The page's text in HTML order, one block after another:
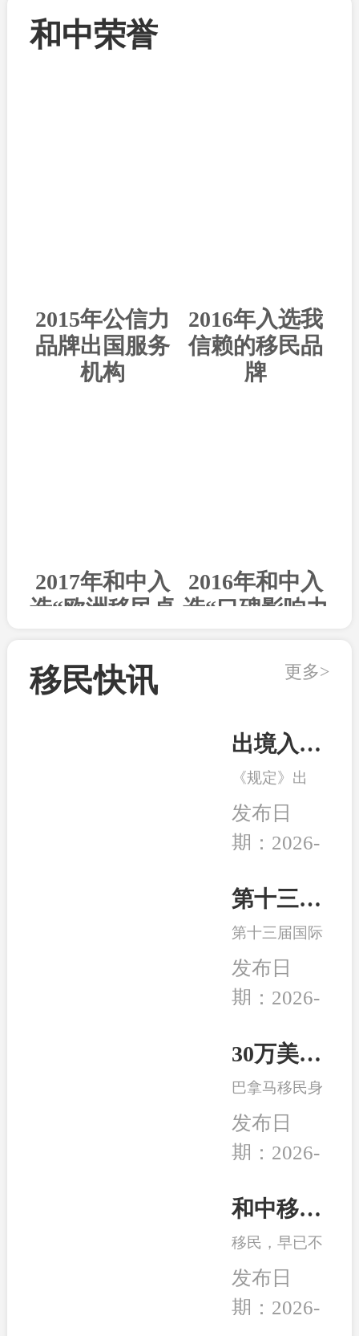
和中荣誉
2015年公信力
品牌出国服务
机构
2016年入选我
信赖的移民品
牌
2017年和中入
选“欧洲移民卓
2016年和中入
选“口碑影响力
移民快讯 更多>
出境入境管理新规发布！移民服务监管升级，哪些机构更值得选择？
《规定》出
台，是我国完
善出入境管理
制度的重要举
交流持续深
家庭萌生海外
身份规划、子
女教育、全球
生活布局等需
务行业迎来新
的发展机遇。
发布日
期：2026-
第十三届移民行业高峰论坛在南京举行 和中入选诚信专业示范机构
第十三届国际
移民及出入境
服务行业高峰
论坛在中国南
次峰会以“破
未来”为主
题，吸引了来
自全球几十个
国家的数千位
英、使领馆代
表及移民局长
在搭建一
个“交流、合
发布日
期：2026-
30万美元买房送巴拿马永居：高性价比、税务规划、入籍大揭秘！
巴拿马移民身
份开始受到很
多客户的青
睐，究其原因
性价比、宽松
良好的子女教
育、亲民的生
活成本、明确
的入籍路径
发布日
期：2026-
和中移民：2026年最适合办理移民身份的6个国家
移民，早已不
是 “我想去
哪”，而是：
这个身份能不
发布日
期：2026-